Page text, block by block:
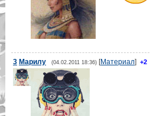
+2
3 Марилу (04.02.2011 18:36)[Материал]